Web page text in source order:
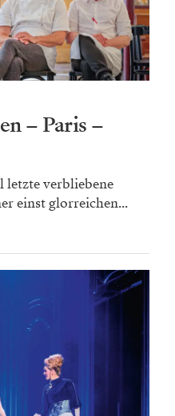
– Paris –
letzte verbliebene
einst glorreichen...